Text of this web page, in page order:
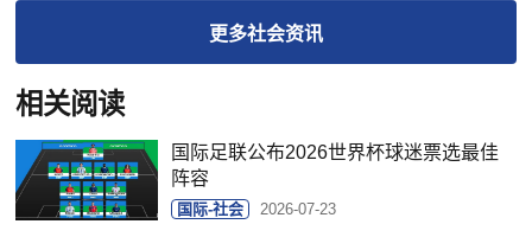
更多社会资讯
相关阅读
国际足联公布2026世界杯球迷票选最佳
阵容
国际-社会 2026-07-23